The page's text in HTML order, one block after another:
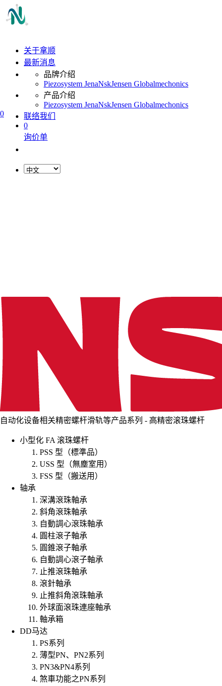
0
关于拿顺
最新消息
品牌介绍
Piezosystem JenaNskJensen Globalmechonics
产品介绍
Piezosystem JenaNskJensen Globalmechonics
联络我们
0
询价单
自动化设备相关精密螺杆滑轨等产品系列 - 高精密滚珠螺杆
小型化 FA 滚珠螺杆
PSS 型（標準品）
USS 型（無塵室用）
FSS 型（搬送用）
轴承
深溝滾珠軸承
斜角滾珠軸承
自動調心滾珠軸承
圓柱滾子軸承
圓錐滾子軸承
自動調心滾子軸承
止推滾珠軸承
滾針軸承
止推斜角滾珠軸承
外球面滾珠連座軸承
軸承箱
DD马达
PS系列
薄型PN、PN2系列
PN3&PN4系列
煞車功能之PN系列